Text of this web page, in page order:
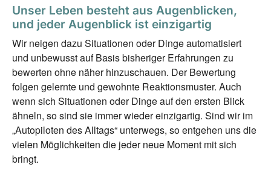
Unser Leben besteht aus Augenblicken,
und jeder Augenblick ist einzigartig
Wir neigen dazu Situationen oder Dinge automatisiert
und unbewusst auf Basis bisheriger Erfahrungen zu
bewerten ohne näher hinzuschauen. Der Bewertung
folgen gelernte und gewohnte Reaktionsmuster. Auch
wenn sich Situationen oder Dinge auf den ersten Blick
ähneln, so sind sie immer wieder einzigartig. Sind wir im
„Autopiloten des Alltags“ unterwegs, so entgehen uns die
vielen Möglichkeiten die jeder neue Moment mit sich
bringt.